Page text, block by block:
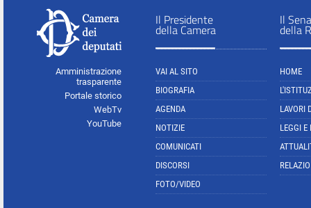
Amministrazione
trasparente
Portale storico
WebTv
YouTube
Il Presidente
della Camera
VAI AL SITO
BIOGRAFIA
AGENDA
NOTIZIE
COMUNICATI
DISCORSI
FOTO/VIDEO
Il
della
HOME
LAVORI
LEGGI E